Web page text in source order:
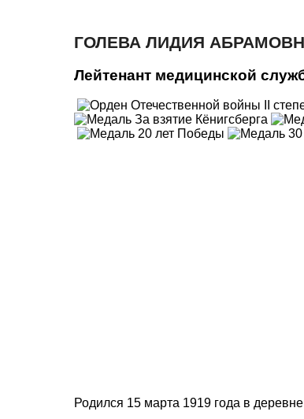
ГОЛЕВА ЛИДИЯ
Лейтенант медицинской
Родился 15 марта 1919 года в